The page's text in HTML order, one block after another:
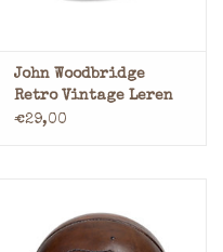
John Woodbridge
Retro Vintage Leren
Honkbal Baseball
€29,00